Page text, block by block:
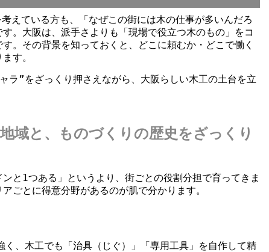
えている方も、「なぜこの街には木の仕事が多いんだろ
。大阪は、派手さよりも「現場で役立つ木のもの」をコ
。その背景を知っておくと、どこに頼むか・どこで働く
す。
ラ”をざっくり押さえながら、大阪らしい木工の土台を立
域と、ものづくりの歴史をざっくり
と1つある」というより、街ごとの役割分担で育ってきま
ごとに得意分野があるのが肌で分かります。
く、木工でも「治具（じぐ）」「専用工具」を自作して精